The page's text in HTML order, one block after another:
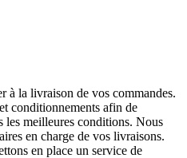
à la livraison de vos commandes.
conditionnements afin de
les meilleures conditions. Nous
en charge de vos livraisons.
en place un service de